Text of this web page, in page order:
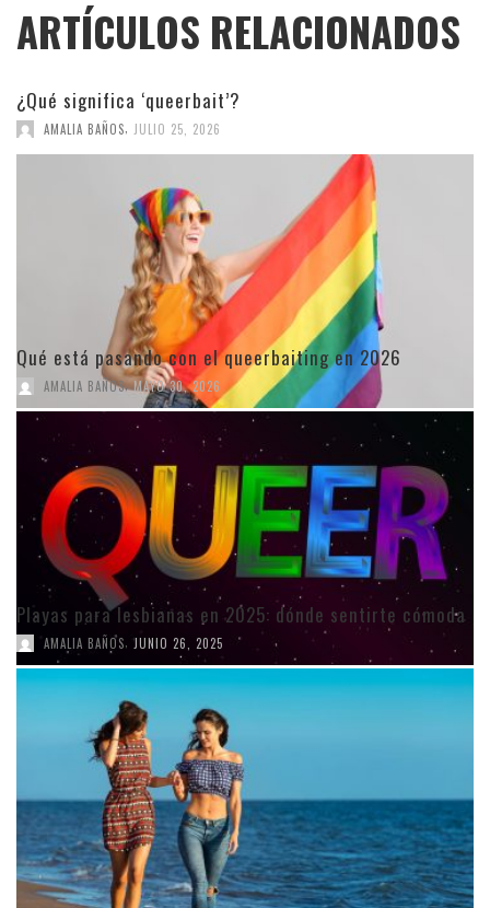
ARTÍCULOS RELACIONADOS
¿Qué significa ‘queerbait’?
AMALIA BAÑOS JULIO 25, 2026
Qué está pasando con el queerbaiting en 2026
AMALIA BAÑOS, MAYO 30, 2026
Playas para lesbianas en 2025: dónde sentirte cómoda
AMALIA BAÑOS JUNIO 26, 2025